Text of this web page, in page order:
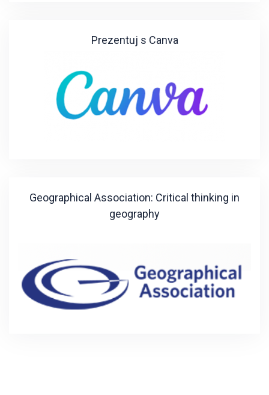
Prezentuj s Canva
Geographical Association: Critical thinking in
geography